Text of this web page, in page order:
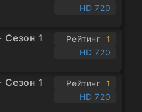
HD 720
Сезон 1
Рейтинг
1
HD 720
Сезон 1
Рейтинг
1
HD 720